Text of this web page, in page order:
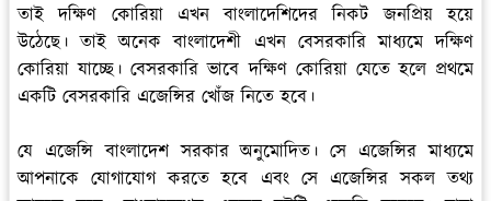
তাই দক্ষিণ কোরিয়া এখন বাংলাদেশিদের নিকট জনপ্রিয় হয়ে
উঠেছে। তাই অনেক বাংলাদেশী এখন বেসরকারি মাধ্যমে দক্ষিণ
কোরিয়া যাচ্ছে। বেসরকারি ভাবে দক্ষিণ কোরিয়া যেতে হলে প্রথমে
একটি বেসরকারি এজেন্সির খোঁজ নিতে হবে।
যে এজেন্সি বাংলাদেশ সরকার অনুমোদিত। সে এজেন্সির মাধ্যমে
আপনাকে যোগাযোগ করতে হবে এবং সে এজেন্সির সকল তথ্য